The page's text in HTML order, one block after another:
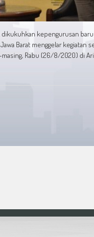
dikukuhkan kepengurusan
Barat menggelar kegiatan
Rabu (26/8/2020) di